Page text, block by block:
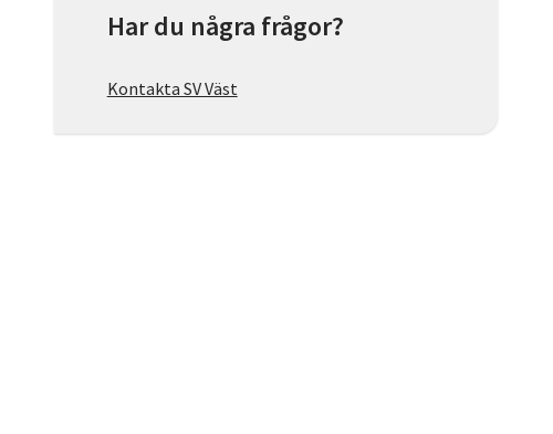
Har du några frågor?
Kontakta SV Väst